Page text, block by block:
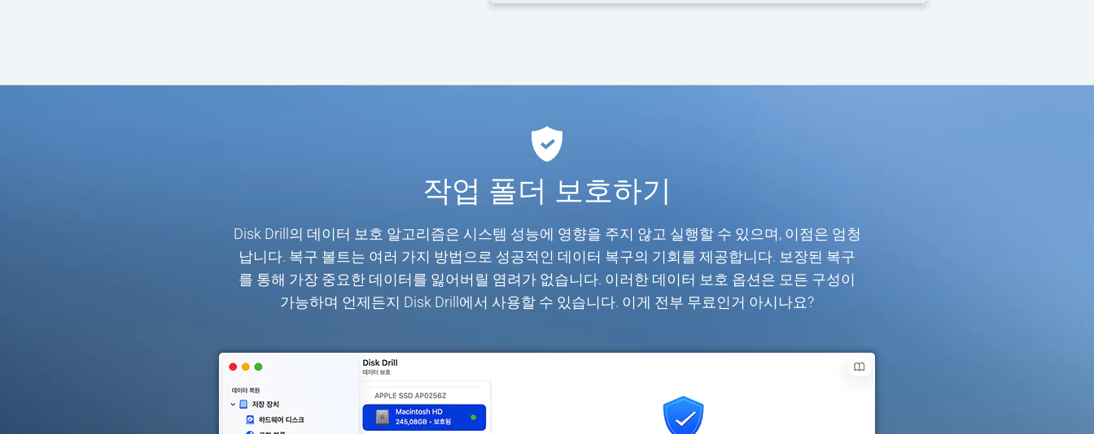
작업 폴더 보호하기
Disk Drill의 데이터 보호 알고리즘은 시스템 성능에 영향을 주지 않고 실행할 수 있으며, 이점은 엄청
납니다. 복구 볼트는 여러 가지 방법으로 성공적인 데이터 복구의 기회를 제공합니다. 보장된 복구
를 통해 가장 중요한 데이터를 잃어버릴 염려가 없습니다. 이러한 데이터 보호 옵션은 모든 구성이
가능하며 언제든지 Disk Drill에서 사용할 수 있습니다. 이게 전부 무료인거 아시나요?